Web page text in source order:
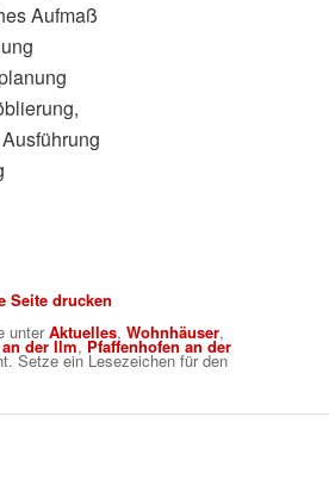
Aufmaß
Seite drucken
unterAktuelles,Wohnhäuser,
der Ilm, Pfaffenhofen an der
Setze ein Lesezeichen für den